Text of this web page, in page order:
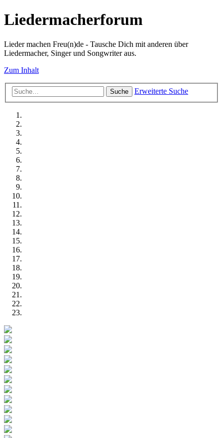
Liedermacherforum
Lieder machen Freu(n)de - Tausche Dich mit anderen über
Liedermacher, Singer und Songwriter aus.
Zum Inhalt
Suche Erweiterte Suche